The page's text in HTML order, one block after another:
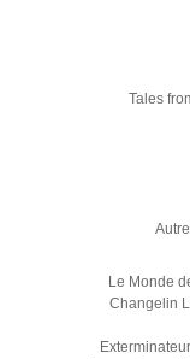
Tales
Le Monde
Changelin